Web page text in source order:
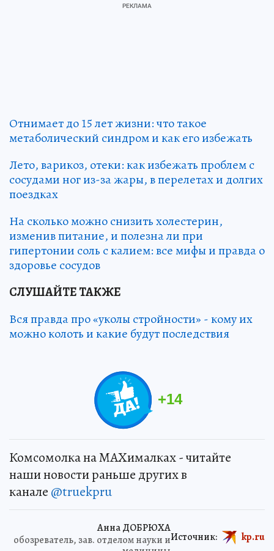
Отнимает до 15 лет жизни: что такое
метаболический синдром и как его избежать
Лето, варикоз, отеки: как избежать проблем с
сосудами ног из-за жары, в перелетах и долгих
поездках
На сколько можно снизить холестерин,
изменив питание, и полезна ли при
гипертонии соль с калием: все мифы и правда о
здоровье сосудов
СЛУШАЙТЕ ТАКЖЕ
Вся правда про «уколы стройности» - кому их
можно колоть и какие будут последствия
+14
Комсомолка на MAXималках - читайте
наши новости раньше других в
канале @truekpru
Анна ДОБРЮХА
обозреватель, зав. отделом науки иИсточник: kp.ru